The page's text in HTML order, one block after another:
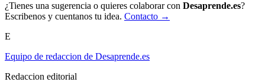
¿Tienes una sugerencia o quieres colaborar con Desaprende.es?
Escribenos y cuentanos tu idea. Contacto →
E
Equipo de redaccion de Desaprende.es
Redaccion editorial